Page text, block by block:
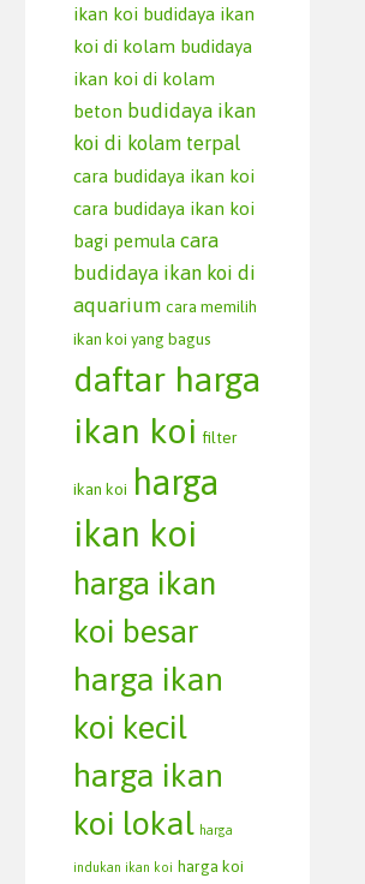
ikan koi budidaya ikan
koi di kolam budidaya
ikan koi di kolam
beton budidaya ikan
koi di kolam terpal
cara budidaya ikan koi
cara budidaya ikan koi
bagi pemula cara
budidaya ikan koi di
aquarium cara memilih
ikan koi yang bagus
daftar harga
ikan koi filter
ikan koi
harga
ikan koi
harga ikan
koi besar
harga ikan
koi kecil
harga ikan
koi lokal harga
indukan ikan koi harga koi